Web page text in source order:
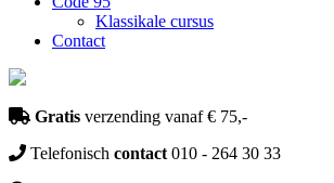
Klassikale cursus
Contact
Gratis verzending vanaf € 75,-
Telefonisch contact 010 - 264 30 33